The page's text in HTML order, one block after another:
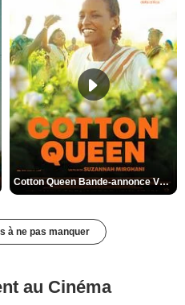
Cotton Queen Bande-annonce VO STFR
à ne pas manquer
au Cinéma